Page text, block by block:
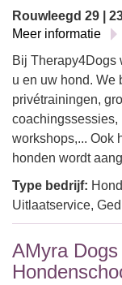
Rouwleegd 29 |
Meer informatie
Bij Therapy4Dogs
u en uw hond. We
privétrainingen,
coachingssessies,
workshops,... Ook
honden wordt
Type bedrijf:
Uitlaatservice,
AMyra Dogs